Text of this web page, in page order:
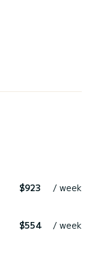
$923 / week
$554 / week